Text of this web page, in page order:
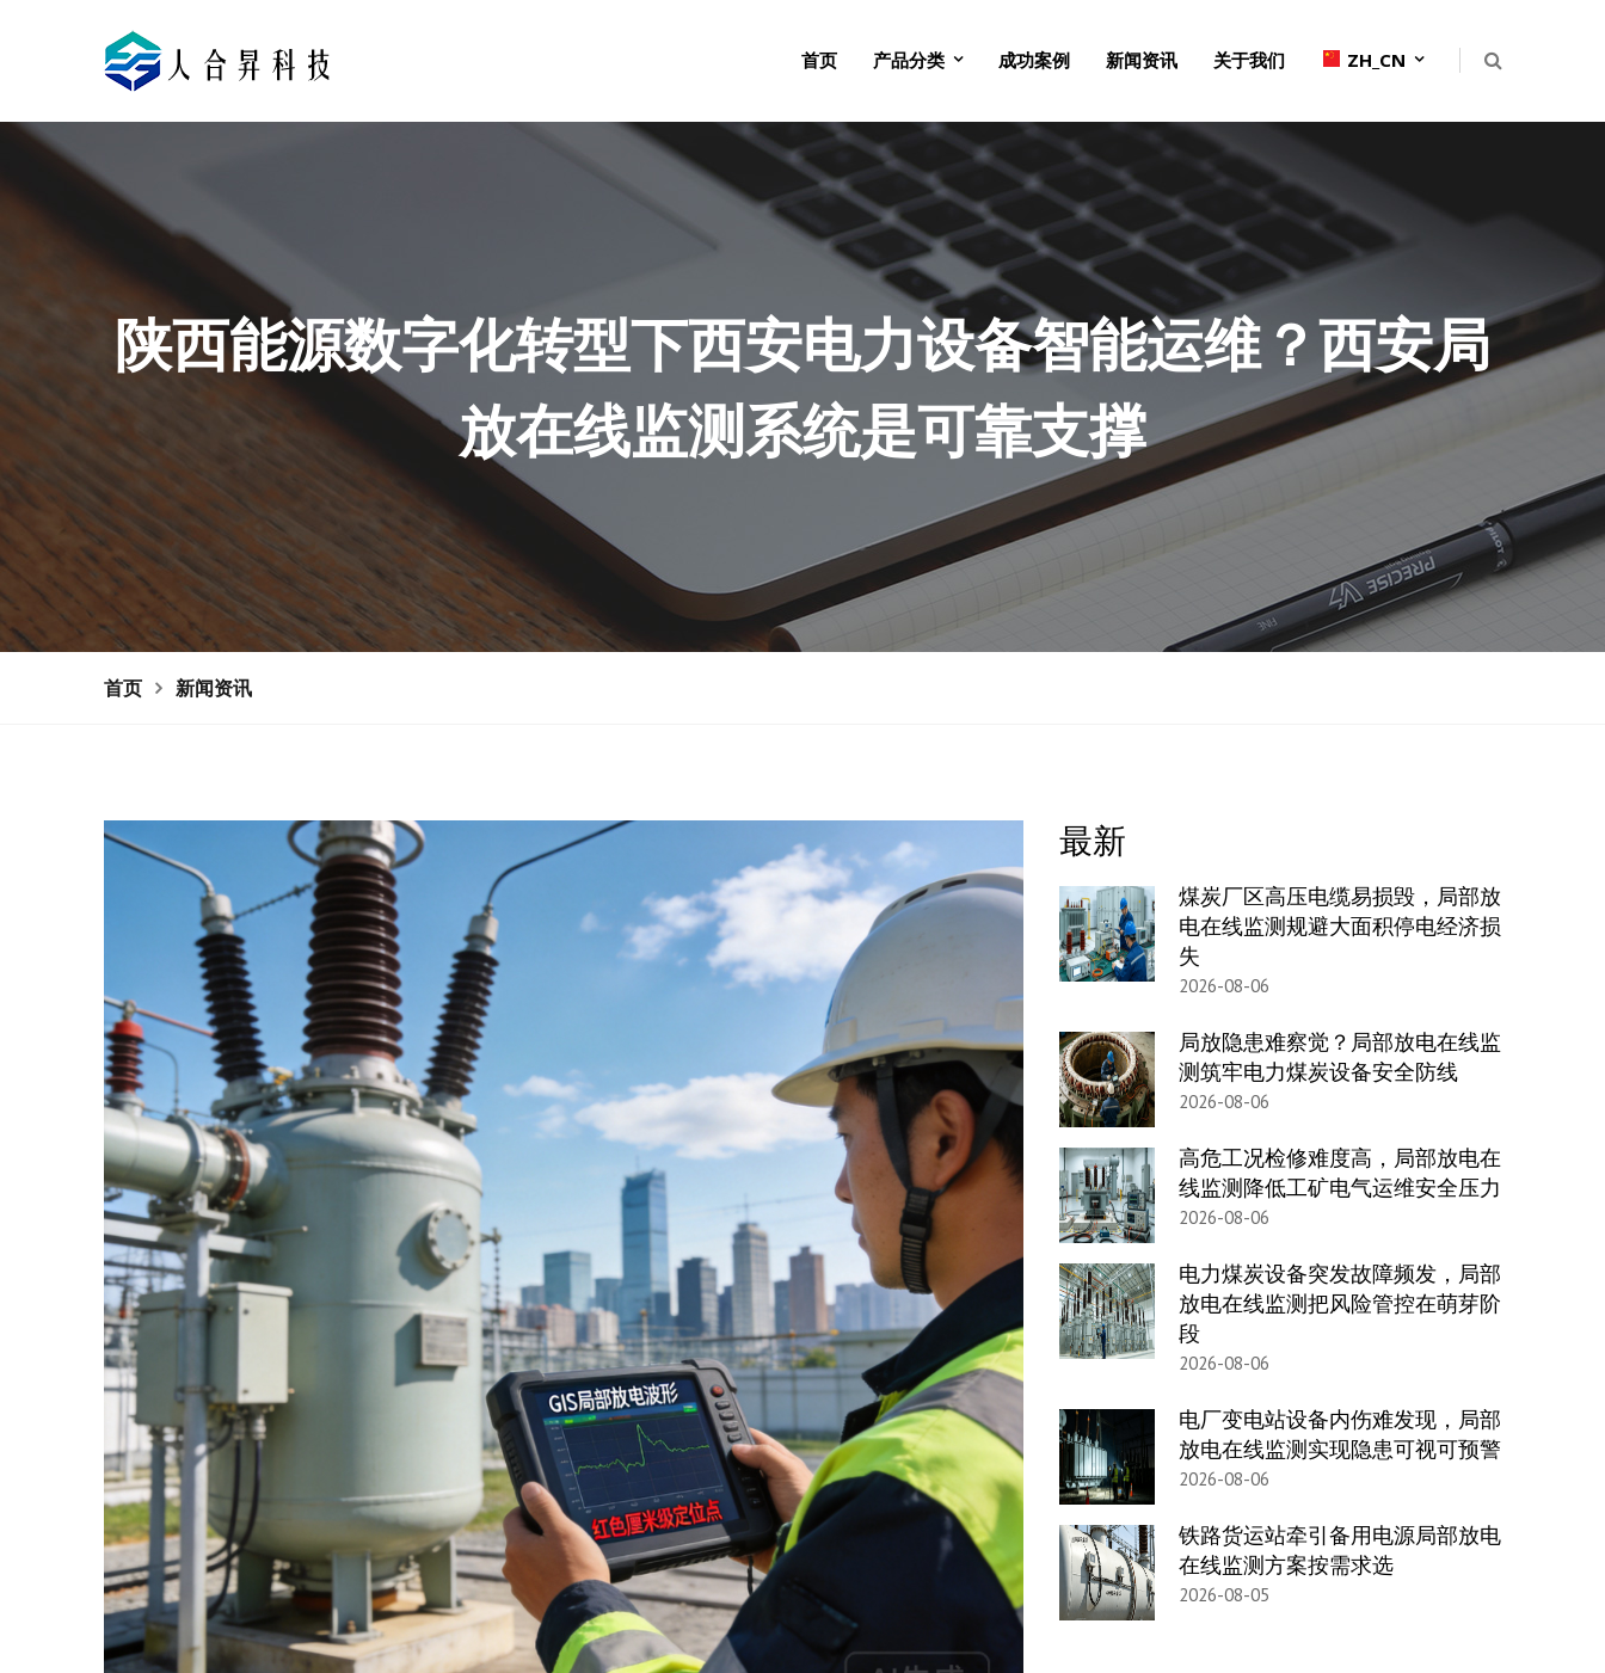
首页 产品分类 成功案例 新闻资讯 关于我们 ZH_CN
陕西能源数字化转型下西安电力设备智能运维？西安局
放在线监测系统是可靠支撑
首页 新闻资讯
最新
煤炭厂区高压电缆易损毁，局部放
电在线监测规避大面积停电经济损
失
2026-08-06
局放隐患难察觉？局部放电在线监
测筑牢电力煤炭设备安全防线
2026-08-06
高危工况检修难度高，局部放电在
线监测降低工矿电气运维安全压力
2026-08-06
电力煤炭设备突发故障频发，局部
放电在线监测把风险管控在萌芽阶
段
2026-08-06
电厂变电站设备内伤难发现，局部
放电在线监测实现隐患可视可预警
2026-08-06
铁路货运站牵引备用电源局部放电
在线监测方案按需求选
2026-08-05